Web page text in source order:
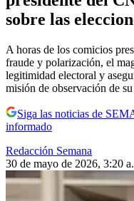
sobre las
A horas de los comicios
fraude y polarización, el
legitimidad electoral y
misión de observación de
Siga las noticias de
informado
Redacción Semana
30 de mayo de 2026, 3:20